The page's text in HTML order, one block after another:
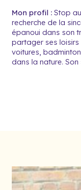
Mon profil : Stop
recherche de la
épanoui dans son
partager ses
voitures,
dans la nature.